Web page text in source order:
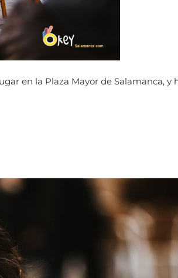
en la Plaza Mayor de Salamanca, y